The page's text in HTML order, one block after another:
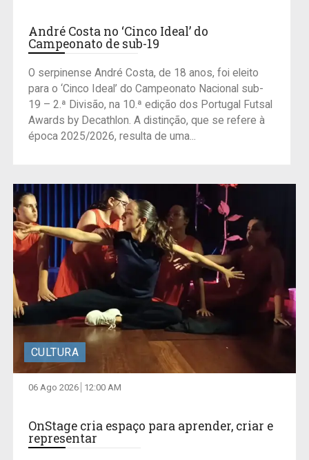
André Costa no ‘Cinco Ideal’ do
Campeonato de sub-19
O serpinense André Costa, de 18 anos, foi eleito
para o ‘Cinco Ideal’ do Campeonato Nacional sub-
19 – 2.ª Divisão, na 10.ª edição dos Portugal Futsal
Awards by Decathlon. A distinção, que se refere à
época 2025/2026, resulta de uma...
CULTURA
06 Ago 2026 12:00 AM
OnStage cria espaço para aprender, criar e
representar